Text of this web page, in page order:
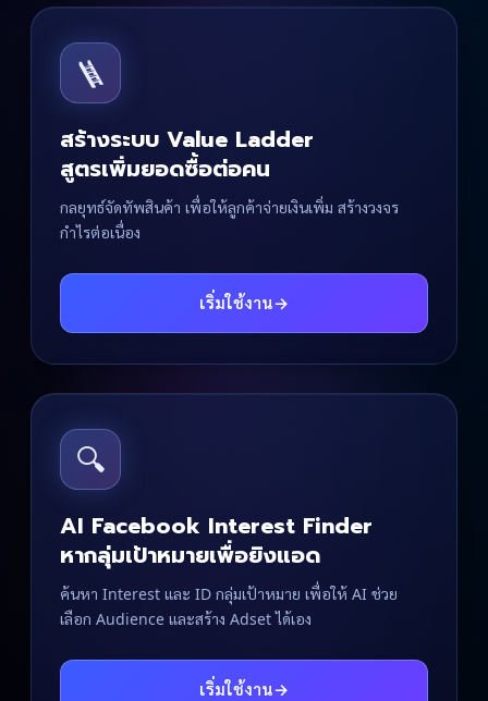
🪜
สร้างระบบ Value Ladder
สูตรเพิ่มยอดซื้อต่อคน
กลยุทธ์จัดทัพสินค้า เพื่อให้ลูกค้าจ่ายเงินเพิ่ม สร้างวงจร
กำไรต่อเนื่อง
เริ่มใช้งาน→
🔍
AI Facebook Interest Finder
หากลุ่มเป้าหมายเพื่อยิงแอด
ค้นหา Interest และ ID กลุ่มเป้าหมาย เพื่อให้ AI ช่วย
เลือก Audience และสร้าง Adset ได้เอง
เริ่มใช้งาน→